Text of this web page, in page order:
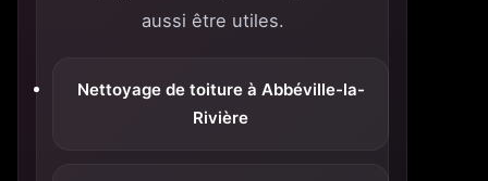
aussi être utiles.
Nettoyage de toiture à Abbéville-la-
Rivière